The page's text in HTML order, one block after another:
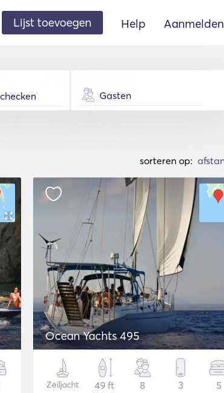
Lijst toevoegen Help Aanmelden
Gasten
sorteren op:
Ocean Yachts 495
Zeiljacht
49 ft
8 3 5